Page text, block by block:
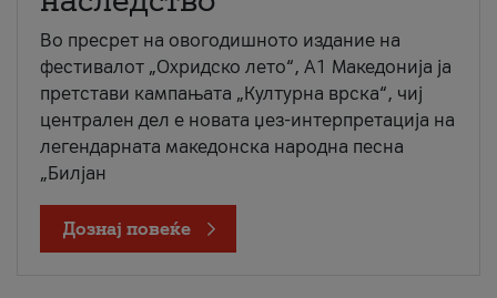
Во пресрет на овогодишното издание на
фестивалот „Охридско лето“, А1 Македонија ја
претстави кампањата „Културна врска“, чиј
централен дел е новата џез-интерпретација на
легендарната македонска народна песна
„Билјан
Дознај повеќе